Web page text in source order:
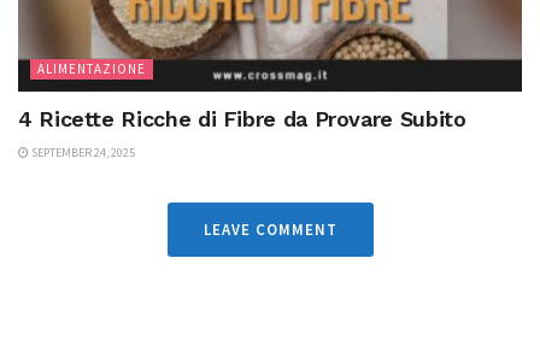
ALIMENTAZIONE
4 Ricette Ricche di Fibre da Provare Subito
SEPTEMBER 24, 2025
LEAVE COMMENT